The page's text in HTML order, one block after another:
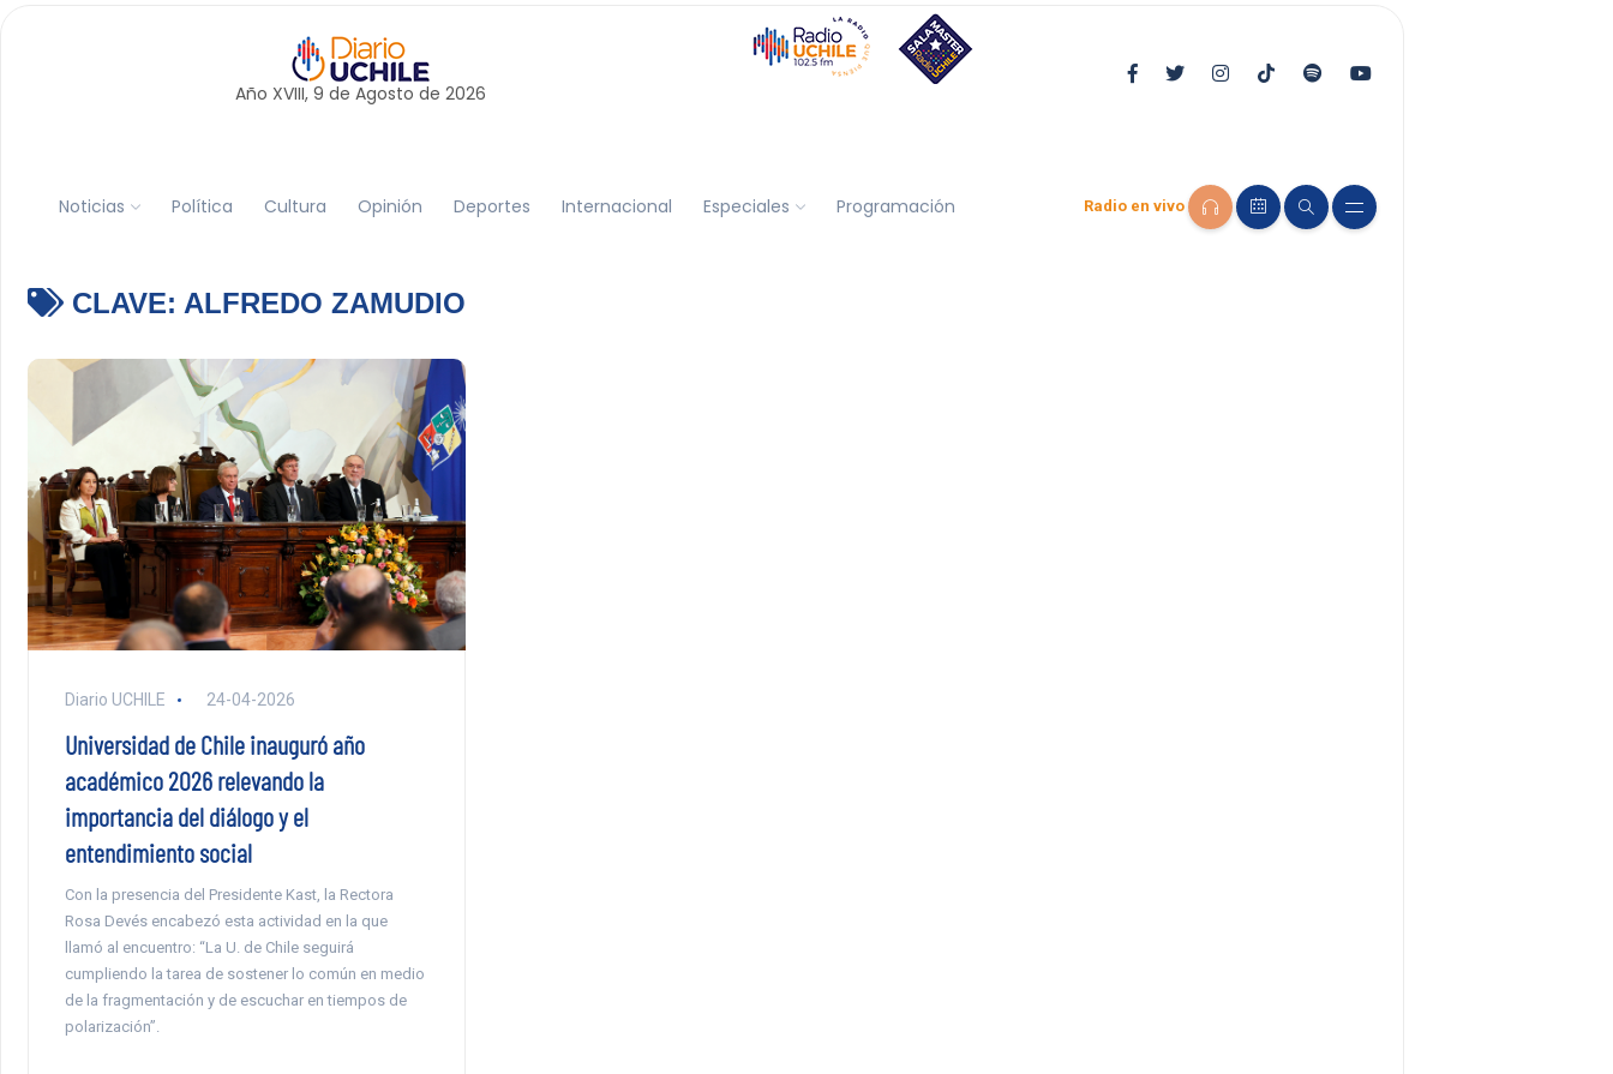
Año XVIII, 9 de Agosto de 2026
Noticias Política Cultura Opinión Deportes Internacional Especiales Programación Radio en vivo
CLAVE: ALFREDO ZAMUDIO
Diario UCHILE 24-04-2026
Universidad de Chile inauguró año
académico 2026 relevando la
importancia del diálogo y el
entendimiento social
Con la presencia del Presidente Kast, la Rectora
Rosa Devés encabezó esta actividad en la que
llamó al encuentro: “La U. de Chile seguirá
cumpliendo la tarea de sostener lo común en medio
de la fragmentación y de escuchar en tiempos de
polarización”.